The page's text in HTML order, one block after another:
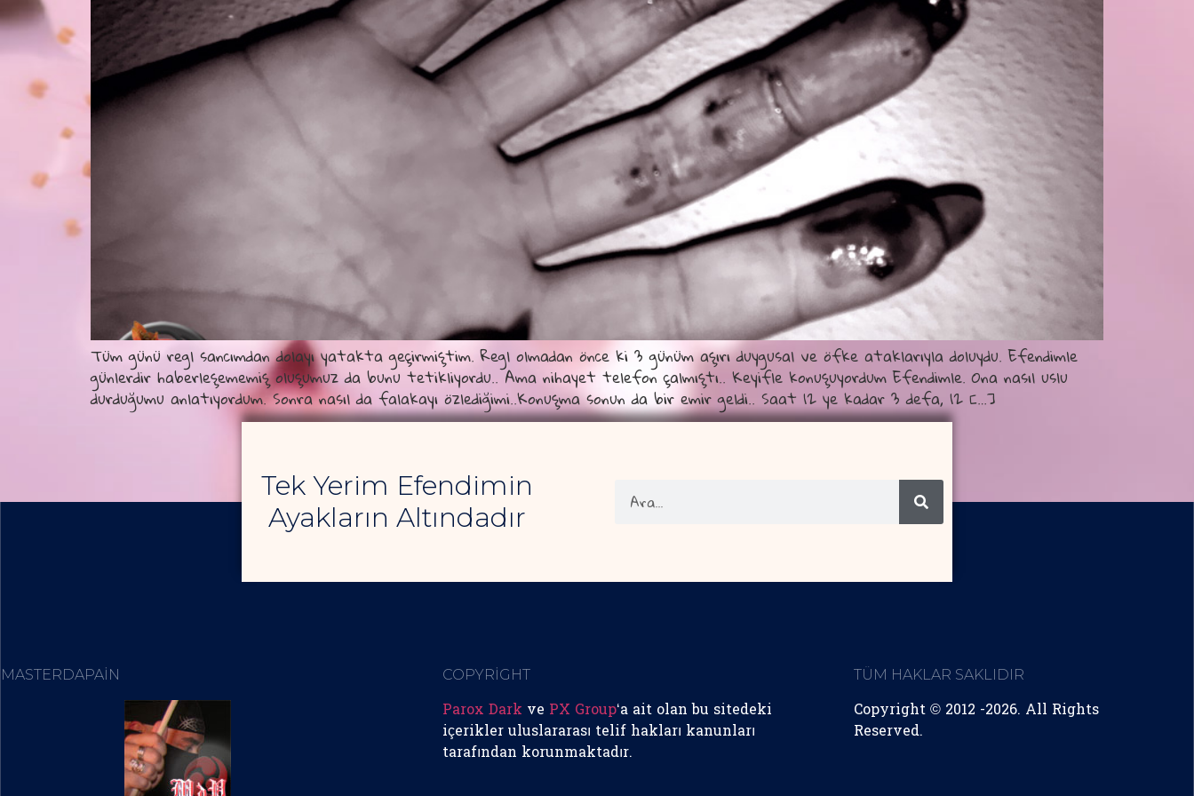
Tüm günü regl sancımdan dolayı yatakta geçirmiştim. Regl olmadan önce ki 3 günüm aşırı duygusal ve öfke ataklarıyla doluydu. Efendimle
günlerdir haberleşememiş oluşumuz da bunu tetikliyordu.. Ama nihayet telefon çalmıştı.. Keyifle konuşuyordum Efendimle. Ona nasıl uslu
durduğumu anlatıyordum. Sonra nasıl da falakayı özlediğimi..Konuşma sonun da bir emir geldi.. Saat 12 ye kadar 3 defa, 12 […]
Tek Yerim Efendimin
Ayakların Altındadır
MASTERDAPAIN COPYRİGHT
Parox Dark ve PX Group‘a ait olan bu sitedeki
içerikler uluslararası telif hakları kanunları
tarafından korunmaktadır.
TÜM HAKLAR SAKLIDIR
Copyright © 2012 -2026. All Rights
Reserved.